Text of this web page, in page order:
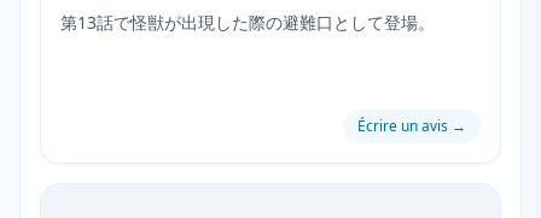
第13話で怪獣が出現した際の避難口として登場。
Écrire un avis →